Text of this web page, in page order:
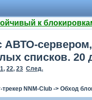
к
сервером,
списков. 20
, 22, 23 След.
трекер NNM-Club -> Обход